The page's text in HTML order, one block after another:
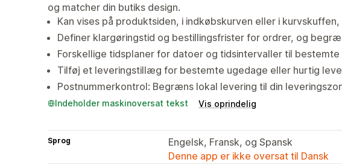
og matcher din butiks design.
Kan vises på produktsiden, i indkøbskurven eller i
Definer klargøringstid og bestillingsfrister for ordrer, og
Forskellige tidsplaner for datoer og tidsintervaller til
Tilføj et leveringstillæg for bestemte ugedage eller hurtig
Postnummerkontrol: Begræns lokal levering til din
Indeholder maskinoversat tekst Vis oprindelig
Sprog
Engelsk, Fransk, og Spansk
Denne app er ikke oversat til Dansk